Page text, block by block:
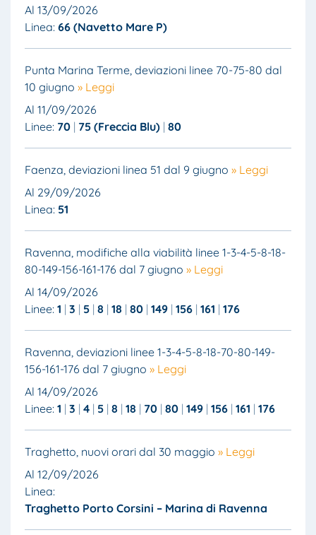
Al 13/09/2026
Linea: 66 (Navetto Mare P)
Punta Marina Terme, deviazioni linee 70-75-80 dal
10 giugno » Leggi
Al 11/09/2026
Linee: 70 75 (Freccia Blu) 80
Faenza, deviazioni linea 51 dal 9 giugno » Leggi
Al 29/09/2026
Linea: 51
Ravenna, modifiche alla viabilità linee 1-3-4-5-8-18-
80-149-156-161-176 dal 7 giugno » Leggi
Al 14/09/2026
Linee: 1 3 5 8 18 80 149 156 161 176
Ravenna, deviazioni linee 1-3-4-5-8-18-70-80-149-
156-161-176 dal 7 giugno » Leggi
Al 14/09/2026
Linee: 1 3 4 5 8 18 70 80 149 156 161 176
Traghetto, nuovi orari dal 30 maggio » Leggi
Al 12/09/2026
Linea:
Traghetto Porto Corsini – Marina di Ravenna